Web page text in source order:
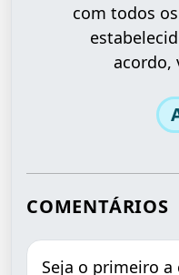
com todos
acordo,
COMENTÁRIOS
Seja o primeiro